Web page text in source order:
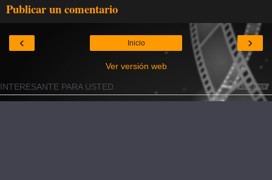
Publicar un comentario
‹ ›
Inicio
Ver versión web